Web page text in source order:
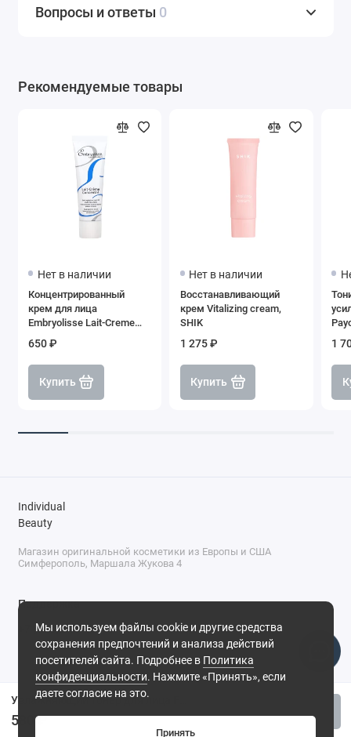
580 ₽
Вопросы и ответы 0
Рекомендуемые товары
Нет в наличии
Концентрированный
крем для лица
Embryolisse Lait-Creme
650 ₽
Купить
Нет в наличии
Восстанавливающий
крем Vitalizing cream,
SHIK
1 275 ₽
Купить
1
Мы используем файлы cookie и другие средства
сохранения предпочтений и анализа действий
посетителей сайта. Подробнее в Политика
конфиденциальности. Нажмите «Принять», если
даете согласие на это.
Принять
Individual
Beauty
Магазин оригинальной косметики из Европы и США
Симферополь, Маршала Жукова 4
Поддержка
+7 (978) 586-46-46
ПН-ПТ: 9:00 - 18:00
Суббота: 9:00 - 17:00
Воскресенье: выходной
Симферополь, ул. Маршала Жукова, 4